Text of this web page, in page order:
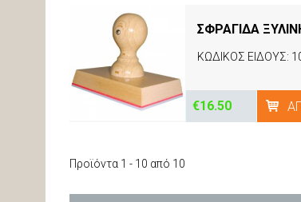
ΣΦΡΑΓΙΔΑ
ΚΩΔΙΚΟΣ ΕΙΔΟΥΣ:
€16.50
Προϊόντα 1 - 10 από 10